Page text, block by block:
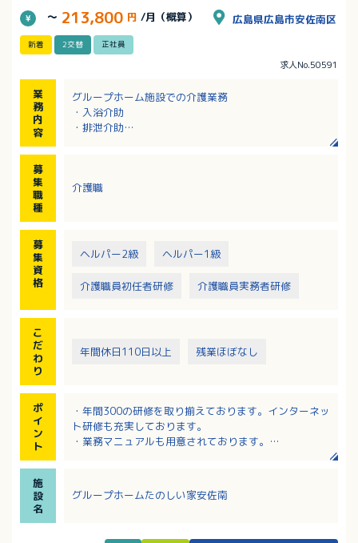
～ 213,800 円 /月（概算） 広島県広島市安佐南区
新着 2交替 正社員
求人No.50591
業
務
内
容
グループホーム施設での介護業務
・入浴介助
・排泄介助
1日1日を豊かに穏やかにお暮しいただくお手伝いをす
調理業務は現在はヨシケイ（食材宅配サービス）を利
募
集
職
種
介護職
募
集
資
格
ヘルパー2級 ヘルパー1級
介護職員初任者研修 介護職員実務者研修
こ
だ
わ
り
年間休日110日以上 残業ほぼなし
ポ
イ
ン
ト
・年間300の研修を取り揃えております。インターネッ
ト研修も充実しております。
・業務マニュアルも用意されております。
施
設
名
グループホームたのしい家安佐南